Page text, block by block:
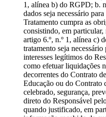
1, alínea b) do RGPD; b.
dados seja necessário
Tratamento cumpra as
consistindo, em
artigo 6.º, n.º 1, alínea c)
tratamento seja
interesses legítimos do
como efetuar liquidações
decorrentes do Contrato
Educação ou do Contrato
celebrado, segurança,
direto do Responsável
quando justificado, em